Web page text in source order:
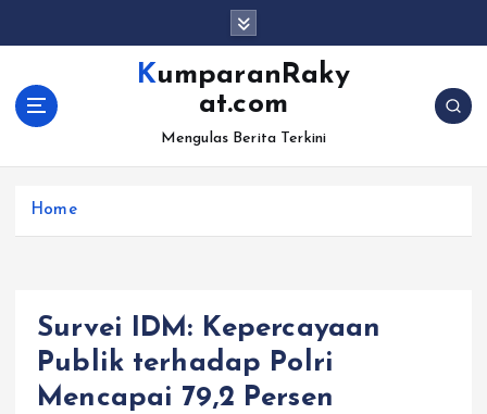
KumparanRaky
at.com
Mengulas Berita Terkini
Home
Survei IDM: Kepercayaan
Publik terhadap Polri
Mencapai 79,2 Persen